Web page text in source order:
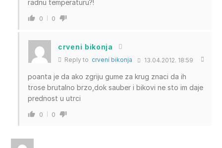
radnu temperaturu?!
0 0
crveni bikonja
Reply to crveni bikonja 13.04.2012. 18:59
poanta je da ako zgriju gume za krug znaci da ih
trose brutalno brzo,dok sauber i bikovi ne sto im daje
prednost u utrci
0 0